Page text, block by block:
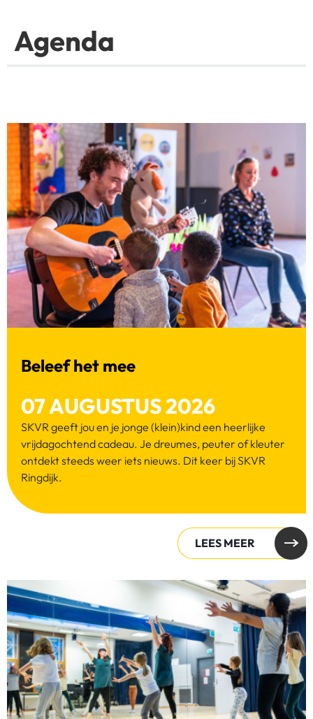
Agenda
07 AUGUSTUS 2026
Beleef het mee
SKVR geeft jou en je jonge (klein)kind een heerlijke
vrijdagochtend cadeau. Je dreumes, peuter of kleuter
ontdekt steeds weer iets nieuws. Dit keer bij SKVR
Ringdijk.
LEES MEER